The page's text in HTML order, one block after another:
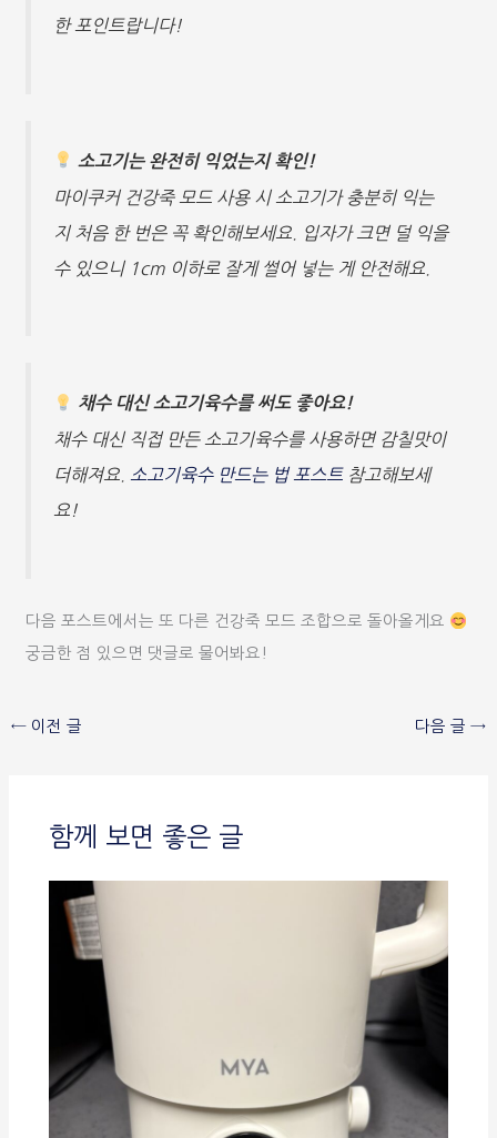
한 포인트랍니다!
소고기는 완전히 익었는지 확인!
마이쿠커 건강죽 모드 사용 시 소고기가 충분히 익는
지 처음 한 번은 꼭 확인해보세요. 입자가 크면 덜 익을
수 있으니 1cm 이하로 잘게 썰어 넣는 게 안전해요.
채수 대신 소고기육수를 써도 좋아요!
채수 대신 직접 만든 소고기육수를 사용하면 감칠맛이
더해져요. 소고기육수 만드는 법 포스트참고해보세
요!
다음 포스트에서는 또 다른 건강죽 모드 조합으로 돌아올게요
궁금한 점 있으면 댓글로 물어봐요!
←이전 글 다음 글→
함께 보면 좋은 글